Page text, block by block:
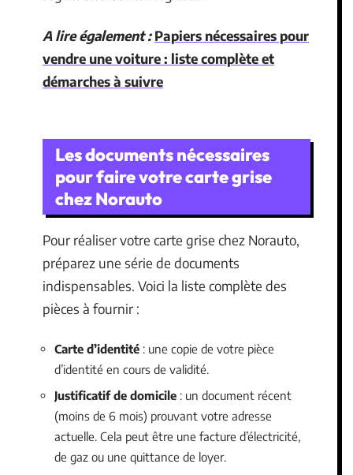
A lire également : Papiers nécessaires pour
vendre une voiture : liste complète et
démarches à suivre
Les documents nécessaires
pour faire votre carte grise
chez Norauto
Pour réaliser votre carte grise chez Norauto,
préparez une série de documents
indispensables. Voici la liste complète des
pièces à fournir :
Carte d’identité : une copie de votre pièce
d’identité en cours de validité.
Justificatif de domicile : un document récent
(moins de 6 mois) prouvant votre adresse
actuelle. Cela peut être une facture d’électricité,
de gaz ou une quittance de loyer.